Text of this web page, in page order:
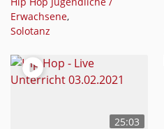
Erwachsene,
Solotanz
25:03